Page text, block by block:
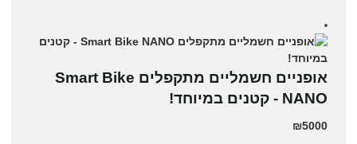
אופניים חשמליים מתקפלים Smart Bike
NANO - קטנים במיוחד!
₪5000